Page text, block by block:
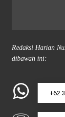
Redaksi Harian
dibawah ini:
+62